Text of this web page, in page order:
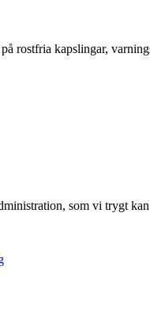
rostfria kapslingar,
som vi trygt kan